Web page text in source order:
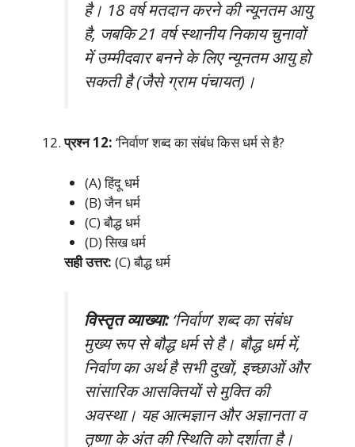
है। 18 वर्ष मतदान करने की न्यूनतम आयु
है, जबकि 21 वर्ष स्थानीय निकाय चुनावों
में उम्मीदवार बनने के लिए न्यूनतम आयु हो
सकती है (जैसे ग्राम पंचायत)।
प्रश्न 12: ‘निर्वाण’ शब्द का संबंध किस धर्म से है?
(A) हिंदू धर्म
(B) जैन धर्म
(C) बौद्ध धर्म
(D) सिख धर्म
सही उत्तर: (C) बौद्ध धर्म
विस्तृत व्याख्या:‘निर्वाण’ शब्द का संबंध
मुख्य रूप से बौद्ध धर्म से है। बौद्ध धर्म में,
निर्वाण का अर्थ है सभी दुखों, इच्छाओं और
सांसारिक आसक्तियों से मुक्ति की
अवस्था। यह आत्मज्ञान और अज्ञानता व
तृष्णा के अंत की स्थिति को दर्शाता है।